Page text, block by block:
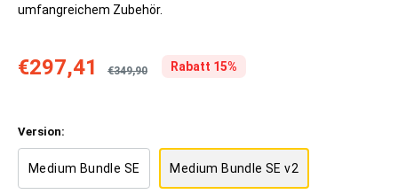
umfangreichem Zubehör.
€297,41 €349,90 Rabatt 15%
Version:
Medium Bundle SE Medium Bundle SE v2